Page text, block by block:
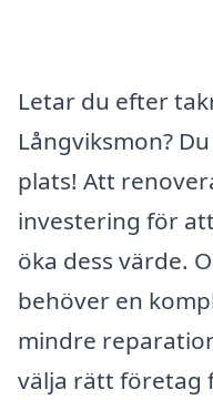
Letar du efter
Långviksmon?
plats! Att
investering för
öka dess värde.
behöver en
mindre
välja rätt företag